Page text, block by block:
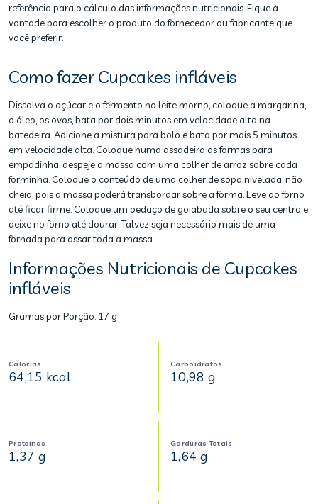
referência para o cálculo das informações nutricionais. Fique à
vontade para escolher o produto do fornecedor ou fabricante que
você preferir.
Como fazer Cupcakes infláveis
Dissolva o açúcar e o fermento no leite morno, coloque a margarina,
o óleo, os ovos, bata por dois minutos em velocidade alta na
batedeira. Adicione a mistura para bolo e bata por mais 5 minutos
em velocidade alta. Coloque numa assadeira as formas para
empadinha, despeje a massa com uma colher de arroz sobre cada
forminha. Coloque o conteúdo de uma colher de sopa nivelada, não
cheia, pois a massa poderá transbordar sobre a forma. Leve ao forno
até ficar firme. Coloque um pedaço de goiabada sobre o seu centro e
deixe no forno até dourar. Talvez seja necessário mais de uma
fornada para assar toda a massa.
Informações Nutricionais de Cupcakes
infláveis
Gramas por Porção: 17 g
Calorias
64,15 kcal
Carboidratos
10,98 g
Proteínas
1,37 g
Gorduras Totais
1,64 g